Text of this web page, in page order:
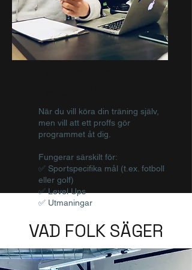
När du vill köra din träning själv,
men vill att ett proffs gör
programmet åt dig.
Fungerar särskilt för:
✅ Sportspecifika mål (t.ex. fotboll
eller golf)
✅ Level Ups
✅ Utmaningar
VAD FOLK SÄGER